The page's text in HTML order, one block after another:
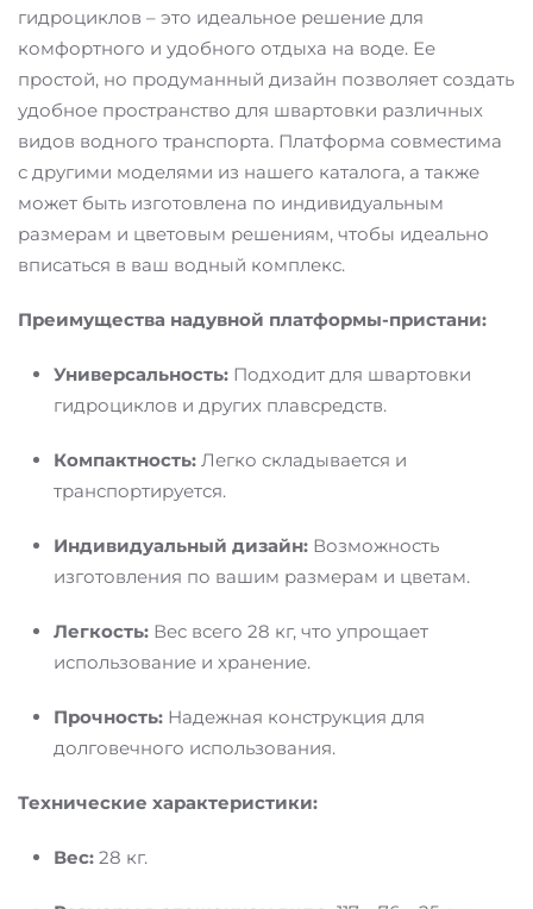
гидроциклов – это идеальное решение для
комфортного и удобного отдыха на воде. Ее
простой, но продуманный дизайн позволяет создать
удобное пространство для швартовки различных
видов водного транспорта. Платформа совместима
с другими моделями из нашего каталога, а также
может быть изготовлена по индивидуальным
размерам и цветовым решениям, чтобы идеально
вписаться в ваш водный комплекс.
Преимущества надувной платформы-пристани:
Универсальность: Подходит для швартовки
гидроциклов и других плавсредств.
Компактность: Легко складывается и
транспортируется.
Индивидуальный дизайн: Возможность
изготовления по вашим размерам и цветам.
Легкость: Вес всего 28 кг, что упрощает
использование и хранение.
Прочность: Надежная конструкция для
долговечного использования.
Технические характеристики:
Вес: 28 кг.